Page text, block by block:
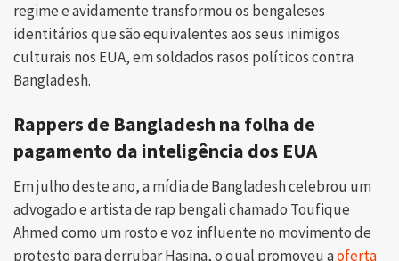
regime e avidamente transformou os bengaleses
identitários que são equivalentes aos seus inimigos
culturais nos EUA, em soldados rasos políticos contra
Bangladesh.
Rappers de Bangladesh na folha de
pagamento da inteligência dos EUA
Em julho deste ano, a mídia de Bangladesh celebrou um
advogado e artista de rap bengali chamado Toufique
Ahmed como um rosto e voz influente no movimento de
protesto para derrubar Hasina, o qual promoveu aoferta